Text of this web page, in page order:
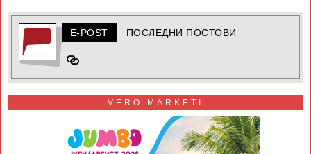
E-POST ПОСЛЕДНИ ПОСТОВИ
VERO MARKETI